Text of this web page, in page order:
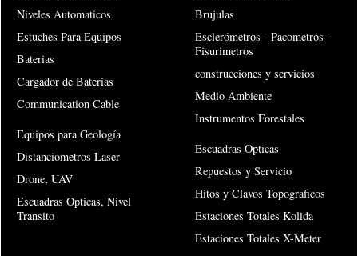
Niveles Automaticos
Estuches Para Equipos
Baterias
Cargador de Baterias
Communication Cable
Brujulas
Esclerómetros - Pacometros -
Fisurimetros
construcciones y servicios
Medio Ambiente
Instrumentos Forestales
Equipos para Geología
Distanciometros Laser
Drone, UAV
Escuadras Opticas, Nivel
Transito
Escuadras Opticas
Repuestos y Servicio
Hitos y Clavos Topograficos
Estaciones Totales Kolida
Estaciones Totales X-Meter